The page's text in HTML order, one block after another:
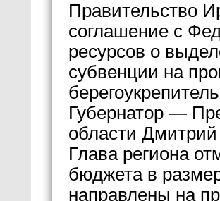
Правительство
соглашение с
ресурсов о
субвенции на
Губернатор —
области
Глава региона
бюджета в
направлены на